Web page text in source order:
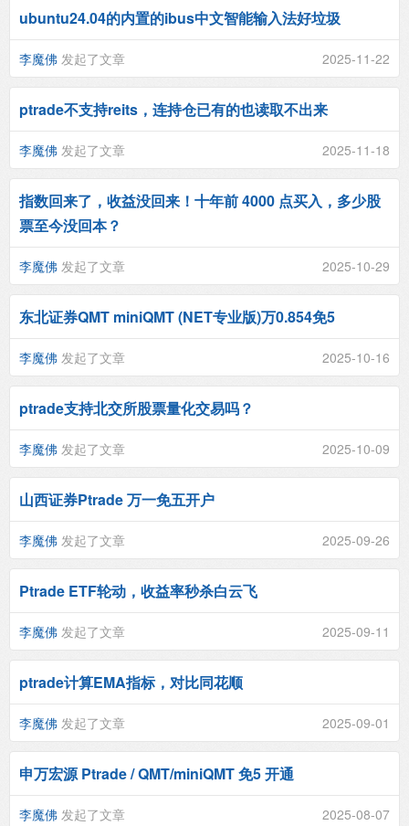
ubuntu24.04的内置的ibus中文智能输入法好垃圾
李魔佛 发起了文章 2025-11-22
ptrade不支持reits，连持仓已有的也读取不出来
李魔佛 发起了文章 2025-11-18
指数回来了，收益没回来！十年前 4000 点买入，多少股
票至今没回本？
李魔佛 发起了文章 2025-10-29
东北证券QMT miniQMT (NET专业版)万0.854免5
李魔佛 发起了文章 2025-10-16
ptrade支持北交所股票量化交易吗？
李魔佛 发起了文章 2025-10-09
山西证券Ptrade 万一免五开户
李魔佛 发起了文章 2025-09-26
Ptrade ETF轮动，收益率秒杀白云飞
李魔佛 发起了文章 2025-09-11
ptrade计算EMA指标，对比同花顺
李魔佛 发起了文章 2025-09-01
申万宏源 Ptrade / QMT/miniQMT 免5 开通
李魔佛 发起了文章 2025-08-07